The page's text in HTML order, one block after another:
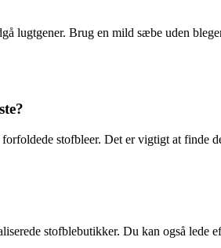
lugtgener. Brug en mild sæbe uden
stofbleer. Det er vigtigt at finde
stofblebutikker. Du kan også lede